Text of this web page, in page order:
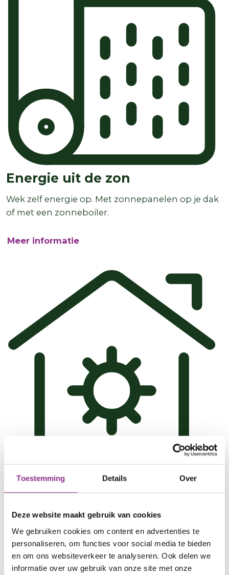
Toestemming Details Over
Deze website maakt gebruik van cookies
We gebruiken cookies om content en advertenties te
personaliseren, om functies voor social media te bieden
en om ons websiteverkeer te analyseren. Ook delen we
informatie over uw gebruik van onze site met onze
Energie uit de zon
Wek zelf energie op. Met zonnepanelen op je dak
of met een zonneboiler.
Meer informatie
Slim verwarmen
of via een warmtenet.
Lees verder